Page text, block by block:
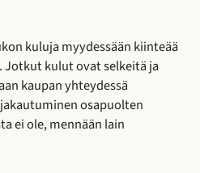
kuluja myydessään kiinteää
Jotkut kulut ovat selkeitä ja
kaupan yhteydessä
osapuolten
ei ole, mennään lain